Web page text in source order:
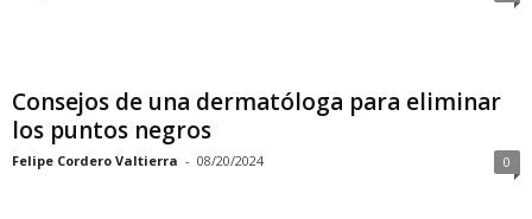
Consejos de una dermatóloga para eliminar
los puntos negros
Felipe Cordero Valtierra - 08/20/2024 0